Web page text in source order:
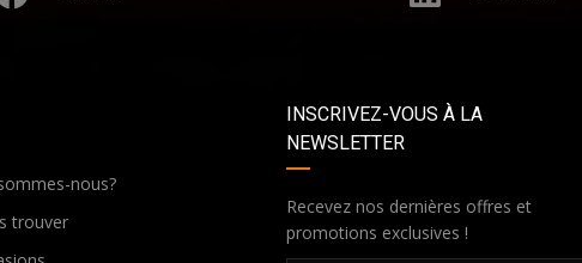
nous?
trouver
INSCRIVEZ-VOUS À LA
NEWSLETTER
Recevez nos dernières offres et
promotions exclusives !